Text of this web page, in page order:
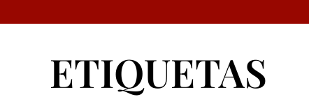
ETIQUETAS